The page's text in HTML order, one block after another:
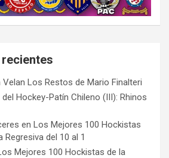
Velan Los Restos de Mario Finalteri
Hockey-Patín Chileno (III): Rhinos
en Los Mejores 100 Hockistas
Regresiva del 10 al 1
Mejores 100 Hockistas de la